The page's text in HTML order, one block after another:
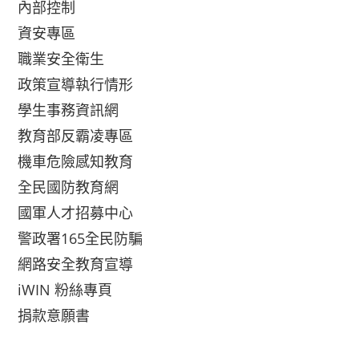
內部控制
資安專區
職業安全衛生
政策宣導執行情形
學生事務資訊網
教育部反霸凌專區
機車危險感知教育
全民國防教育網
國軍人才招募中心
警政署165全民防騙
網路安全教育宣導
iWIN 粉絲專頁
捐款意願書